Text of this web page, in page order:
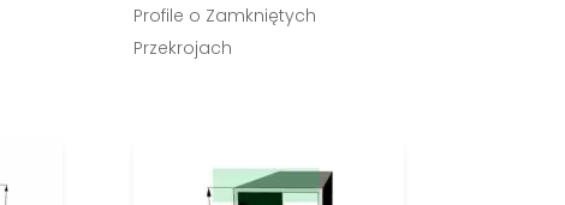
Profile o Zamkniętych
Przekrojach